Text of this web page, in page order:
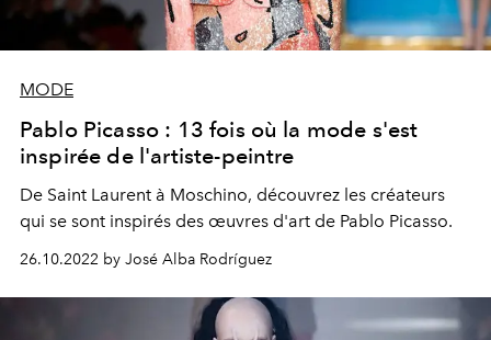
MODE
Pablo Picasso : 13 fois où la mode s'est
inspirée de l'artiste-peintre
De Saint Laurent à Moschino, découvrez les créateurs
qui se sont inspirés des œuvres d'art de Pablo Picasso.
26.10.2022 by José Alba Rodríguez